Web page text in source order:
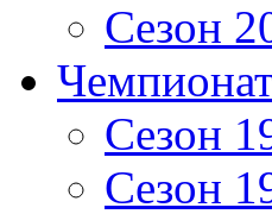
Сезон
Сезон
Сезон